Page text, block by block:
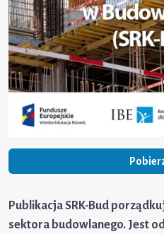
Publikacja SRK-Bud
sektora budowlanego. Jest